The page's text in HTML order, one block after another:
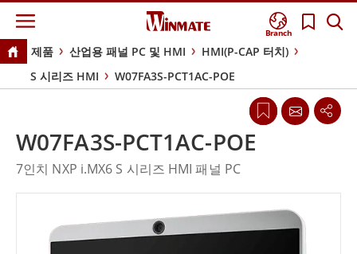
Branch
제품 산업용 패널 PC 및 HMI
HMI(P-CAP 터치)
S 시리즈 HMI
W07FA3S-PCT1AC-POE
W07FA3S-PCT1AC-POE
7인치 NXP i.MX6 S 시리즈 HMI 패널 PC